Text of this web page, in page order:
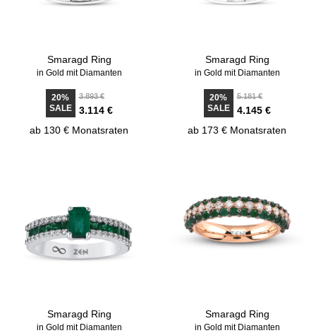
Smaragd Ring
in Gold mit Diamanten
20%
SALE
3.893 €
3.114 €
ab 130 € Monatsraten
Smaragd Ring
in Gold mit Diamanten
20%
SALE
5.181 €
4.145 €
ab 173 € Monatsraten
Smaragd Ring
in Gold mit Diamanten
Smaragd Ring
in Gold mit Diamanten